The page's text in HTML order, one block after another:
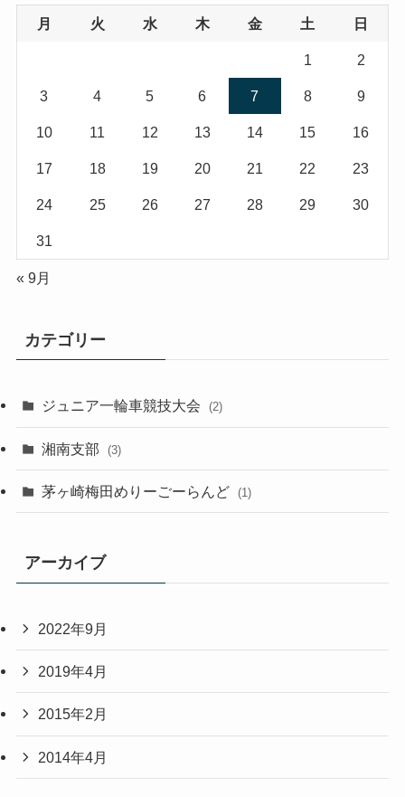
月 火 水 木 金 土 日
1 2
3 4 5 6 7 8 9
10 11 12 13 14 15 16
17 18 19 20 21 22 23
24 25 26 27 28 29 30
31
« 9月
カテゴリー
ジュニア一輪車競技大会 (2)
湘南支部 (3)
茅ヶ崎梅田めりーごーらんど (1)
アーカイブ
2022年9月
2019年4月
2015年2月
2014年4月